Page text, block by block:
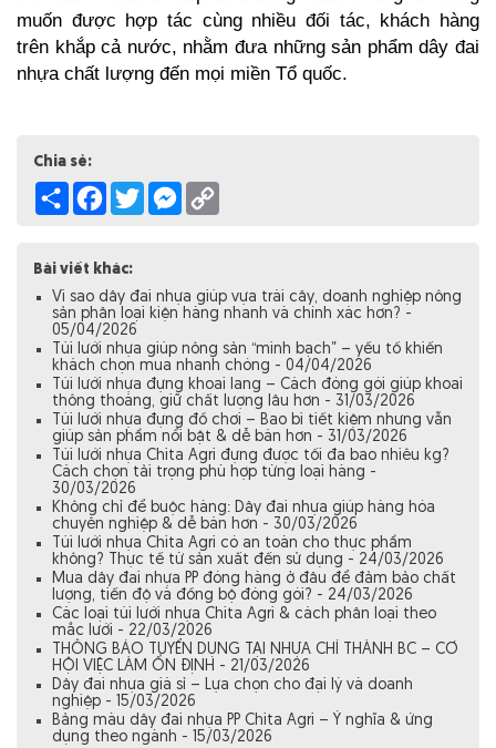
muốn được hợp tác cùng nhiều đối tác, khách hàng
trên khắp cả nước, nhằm đưa những sản phẩm dây đai
nhựa chất lượng đến mọi miền Tổ quốc.
Chia sẻ:
Share Facebook
TwitterMessenger
Bài viết khác:
Vì sao dây đai nhựa giúp vựa trái cây, doanh nghiệp nông
sản phân loại kiện hàng nhanh và chính xác hơn? -
05/04/2026
Túi lưới nhựa giúp nông sản “minh bạch” – yếu tố khiến
khách chọn mua nhanh chóng - 04/04/2026
Túi lưới nhựa đựng khoai lang – Cách đóng gói giúp khoai
thông thoáng, giữ chất lượng lâu hơn - 31/03/2026
Túi lưới nhựa đựng đồ chơi – Bao bì tiết kiệm nhưng vẫn
giúp sản phẩm nổi bật & dễ bán hơn - 31/03/2026
Túi lưới nhựa Chita Agri đựng được tối đa bao nhiêu kg?
Cách chọn tải trọng phù hợp từng loại hàng -
30/03/2026
Không chỉ để buộc hàng: Dây đai nhựa giúp hàng hóa
chuyên nghiệp & dễ bán hơn - 30/03/2026
Túi lưới nhựa Chita Agri có an toàn cho thực phẩm
không? Thực tế từ sản xuất đến sử dụng - 24/03/2026
Mua dây đai nhựa PP đóng hàng ở đâu để đảm bảo chất
lượng, tiến độ và đồng bộ đóng gói? - 24/03/2026
Các loại túi lưới nhựa Chita Agri & cách phân loại theo
mắc lưới - 22/03/2026
THÔNG BÁO TUYỂN DỤNG TẠI NHỰA CHÍ THÀNH BC – CƠ
HỘI VIỆC LÀM ỔN ĐỊNH - 21/03/2026
Dây đai nhựa giá sỉ – Lựa chọn cho đại lý và doanh
nghiệp - 15/03/2026
Bảng màu dây đai nhựa PP Chita Agri – Ý nghĩa & ứng
dụng theo ngành - 15/03/2026